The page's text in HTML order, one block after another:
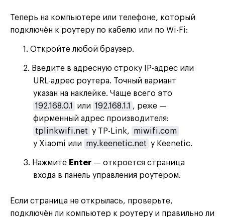
Теперь на компьютере или телефоне, который
подключён к роутеру по кабелю или по Wi-Fi:
1. Откройте любой браузер.
2. Введите в адресную строку IP-адрес или
URL-адрес роутера. Точный вариант
указан на наклейке. Чаще всего это
192.168.0.1
или 192.168.1.1 , реже —
фирменный адрес производителя:
tplinkwifi.net у TP-Link,
miwifi.com
у Xiaomi или my.keenetic.net у Keenetic.
3. Нажмите Enter — откроется страница
входа в панель управления роутером.
Если страница не открылась, проверьте,
подключён ли компьютер к роутеру и правильно ли